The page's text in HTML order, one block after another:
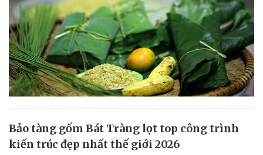
Bảo tàng gốm Bát Tràng lọt top công trình
kiến trúc đẹp nhất thế giới 2026